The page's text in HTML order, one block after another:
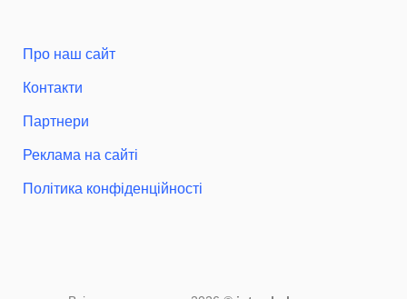
Про наш сайт
Контакти
Партнери
Реклама на сайті
Політика конфіденційності